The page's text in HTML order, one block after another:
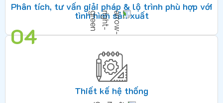
Phân tích, tư vấn giải pháp & lộ trình phù hợp với
tình hình sản xuất
04
Thiết kế hệ thống